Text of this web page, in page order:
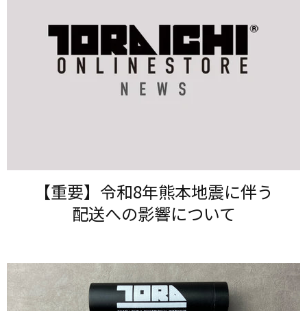
【重要】令和8年熊本地震に​伴う​
配送への​影響に​ついて